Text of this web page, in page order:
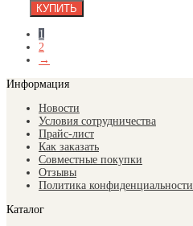
1
2
→
Информация
Новости
Условия сотрудничества
Прайс-лист
Как заказать
Совместные покупки
Отзывы
Политика конфиденциальности
Каталог